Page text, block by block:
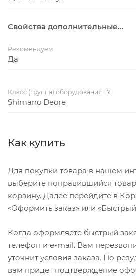
Свойства дополнительные...
Рекомендуем
Да
Класс (группа) оборудования ?
Shimano Deore
Как купить
Для покупки товара в нашем
выберите понравившийся товар
корзину. Далее перейдите в
«Оформить заказ» или «Быстрый
Когда оформляете быстрый
телефон и e-mail. Вам
уточнит условия заказа. По
вам придет подтверждение